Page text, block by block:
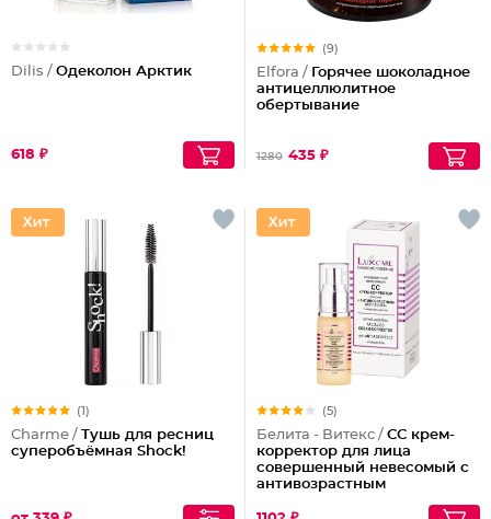
Dilis / Одеколон Арктик
618 ₽
(9)
Elfora / Горячее шоколадное
антицеллюлитное
обертывание
1280 435 ₽
(1)
Charme / Тушь для ресниц
суперобъёмная Shock!
(5)
Белита - Витекс / СС крем-
корректор для лица
совершенный невесомый с
антивозрастным